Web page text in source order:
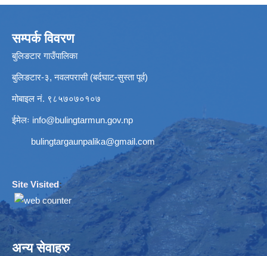
सम्पर्क विवरण
बुलिङटार गाउँपालिका
बुलिङटार-३, नवलपरासी (बर्दघाट-सुस्ता पूर्व)
मोबाइल नं. ९८५७०७०१०७
ईमेलः info@bulingtarmun.gov.np
bulingtargaunpalika@gmail.com
Site Visited:
अन्य सेवाहरु